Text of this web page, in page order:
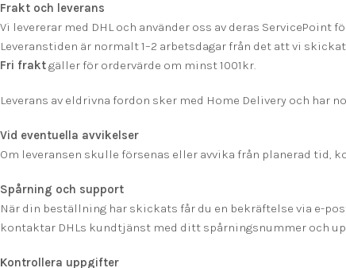
Frakt och leverans
Vi levererar med DHL och använder oss av deras
Leveranstiden är normalt 1–2 arbetsdagar från det att vi
Fri fraktgäller för ordervärde om minst 1001kr.
Leverans av eldrivna fordon sker med Home Delivery och har
Vid eventuella avvikelser
Om leveransen skulle försenas eller avvika från planerad
Spårning och support
När din beställning har skickats får du en bekräftelse via e-
kontaktar DHLs kundtjänst med ditt spårningsnummer och
Kontrollera uppgifter